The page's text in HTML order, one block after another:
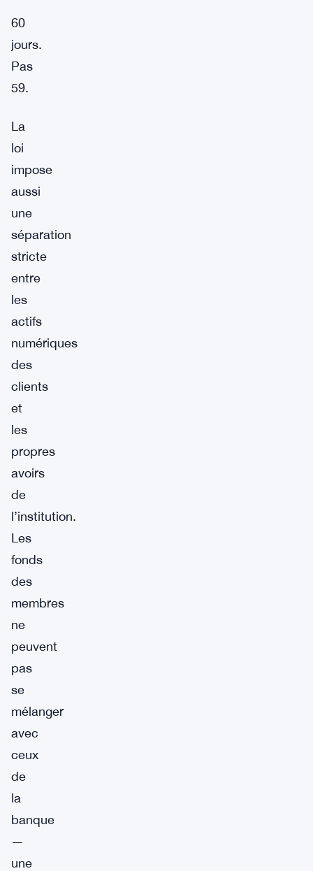
60
jours.
Pas
59.
La
loi
impose
aussi
une
séparation
stricte
entre
les
actifs
numériques
des
clients
et
les
propres
avoirs
de
l’institution.
Les
fonds
des
membres
ne
peuvent
pas
se
mélanger
avec
ceux
de
la
banque
—
une